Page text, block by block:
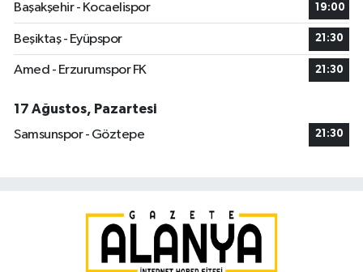
Başakşehir - Kocaelispor
19:00
Beşiktaş - Eyüpspor 21:30
Amed - Erzurumspor FK 21:30
17 Ağustos, Pazartesi
Samsunspor - Göztepe
21:30